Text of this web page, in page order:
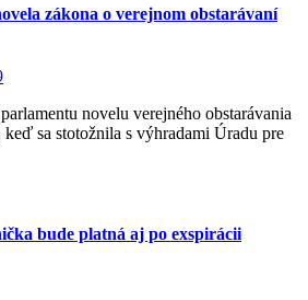
zákona o verejnom obstarávaní
sa stotožnila s výhradami Úradu pre
bude platná aj po exspirácii